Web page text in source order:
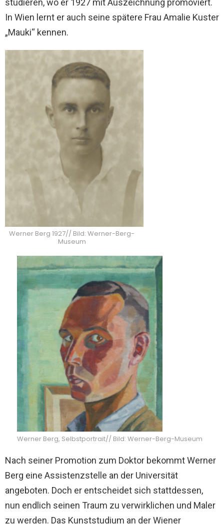
studieren, wo er 1927 mit Auszeichnung promoviert.
In Wien lernt er auch seine spätere Frau Amalie Kuster
„Mauki“ kennen.
Werner Berg 1927// Bild: Werner-Berg-
Museum
Werner Berg, Selbstportrait// Bild: Werner-Berg-Museum
Nach seiner Promotion zum Doktor bekommt Werner
Berg eine Assistenzstelle an der Universität
angeboten. Doch er entscheidet sich stattdessen,
nun endlich seinen Traum zu verwirklichen und Maler
zu werden. Das Kunststudium an der Wiener